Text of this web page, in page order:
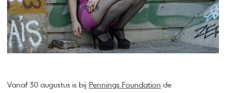
Vanaf 30 augustus is bij Pennings Foundation de